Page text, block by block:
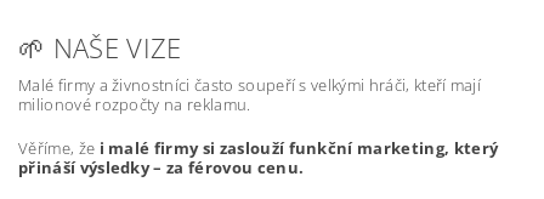
🌱 NAŠE VIZE
Malé firmy a živnostníci často soupeří s velkými hráči, kteří mají
milionové rozpočty na reklamu.
Věříme, že i malé firmy si zaslouží funkční marketing, který
přináší výsledky – za férovou cenu.